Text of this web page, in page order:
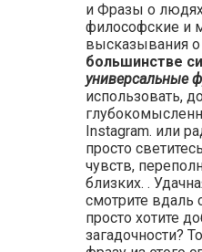
и Фразы о
философские и
высказывания
большинстве
универсальные
использовать,
Instagram. или
просто
чувств,
близких. .
смотрите
просто хотите
загадочности?